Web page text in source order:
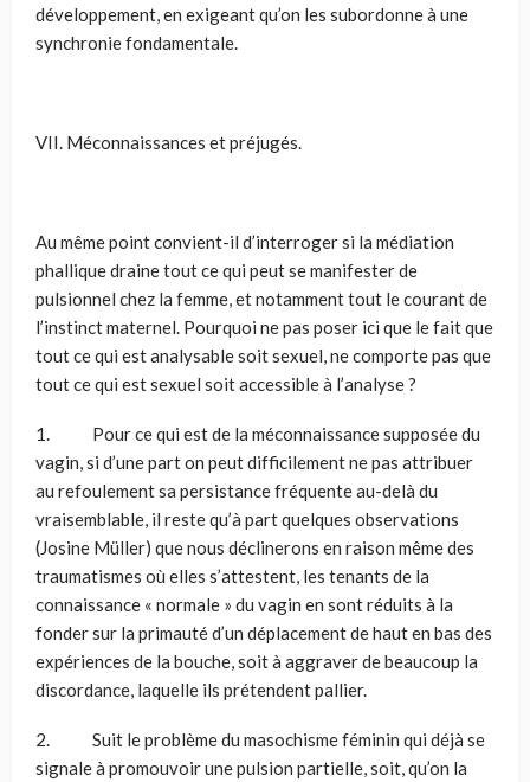
développement, en exigeant qu’on les subordonne à une
synchronie fondamentale.
VII. Méconnaissances et préjugés.
Au même point convient-il d’interroger si la médiation
phallique draine tout ce qui peut se manifester de
pulsionnel chez la femme, et notamment tout le courant de
l’instinct maternel. Pourquoi ne pas poser ici que le fait que
tout ce qui est analysable soit sexuel, ne comporte pas que
tout ce qui est sexuel soit accessible à l’analyse ?
1. Pour ce qui est de la méconnaissance supposée du
vagin, si d’une part on peut difficilement ne pas attribuer
au refoulement sa persistance fréquente au-delà du
vraisemblable, il reste qu’à part quelques observations
(Josine Müller) que nous déclinerons en raison même des
traumatismes où elles s’attestent, les tenants de la
connaissance « normale » du vagin en sont réduits à la
fonder sur la primauté d’un déplacement de haut en bas des
expériences de la bouche, soit à aggraver de beaucoup la
discordance, laquelle ils prétendent pallier.
2. Suit le problème du masochisme féminin qui déjà se
signale à promouvoir une pulsion partielle, soit, qu’on la